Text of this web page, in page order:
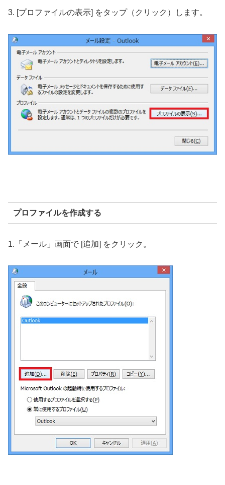
3. [プロファイルの表示] をタップ（クリック）します。
プロファイルを作成する
1.「メール」画面で [追加] をクリック。